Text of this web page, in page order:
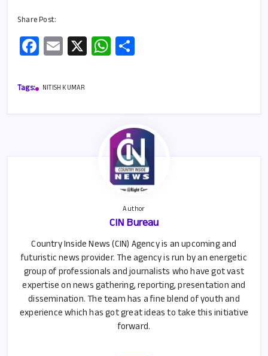
Share Post:
Fa
ce
b
E
m
ail
X W
h
A
p
p
Tags: NITISH KUMAR
Author
CIN Bureau
Country Inside News (CIN) Agency is an upcoming and
futuristic news provider. The agency is run by an energetic
group of professionals and journalists who have got vast
expertise on news gathering, reporting, presentation and
dissemination. The team has a fine blend of youth and
experience which has got great ideas to take this initiative
forward.